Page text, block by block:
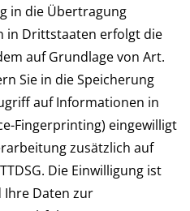
in die Übertragung
in Drittstaaten erfolgt die
auf Grundlage von Art.
Sie in die Speicherung
auf Informationen in
Fingerprinting) eingewilligt
zusätzlich auf
Die Einwilligung ist
Ihre Daten zur